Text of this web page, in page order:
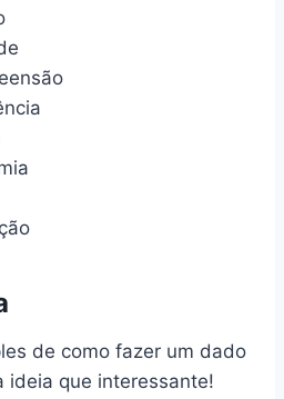
de como fazer um dado
ideia que interessante!